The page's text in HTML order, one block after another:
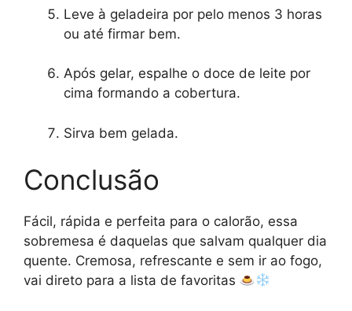
Leve à geladeira por pelo menos 3 horas
ou até firmar bem.
Após gelar, espalhe o doce de leite por
cima formando a cobertura.
Sirva bem gelada.
Conclusão
Fácil, rápida e perfeita para o calorão, essa
sobremesa é daquelas que salvam qualquer dia
quente. Cremosa, refrescante e sem ir ao fogo,
vai direto para a lista de favoritas